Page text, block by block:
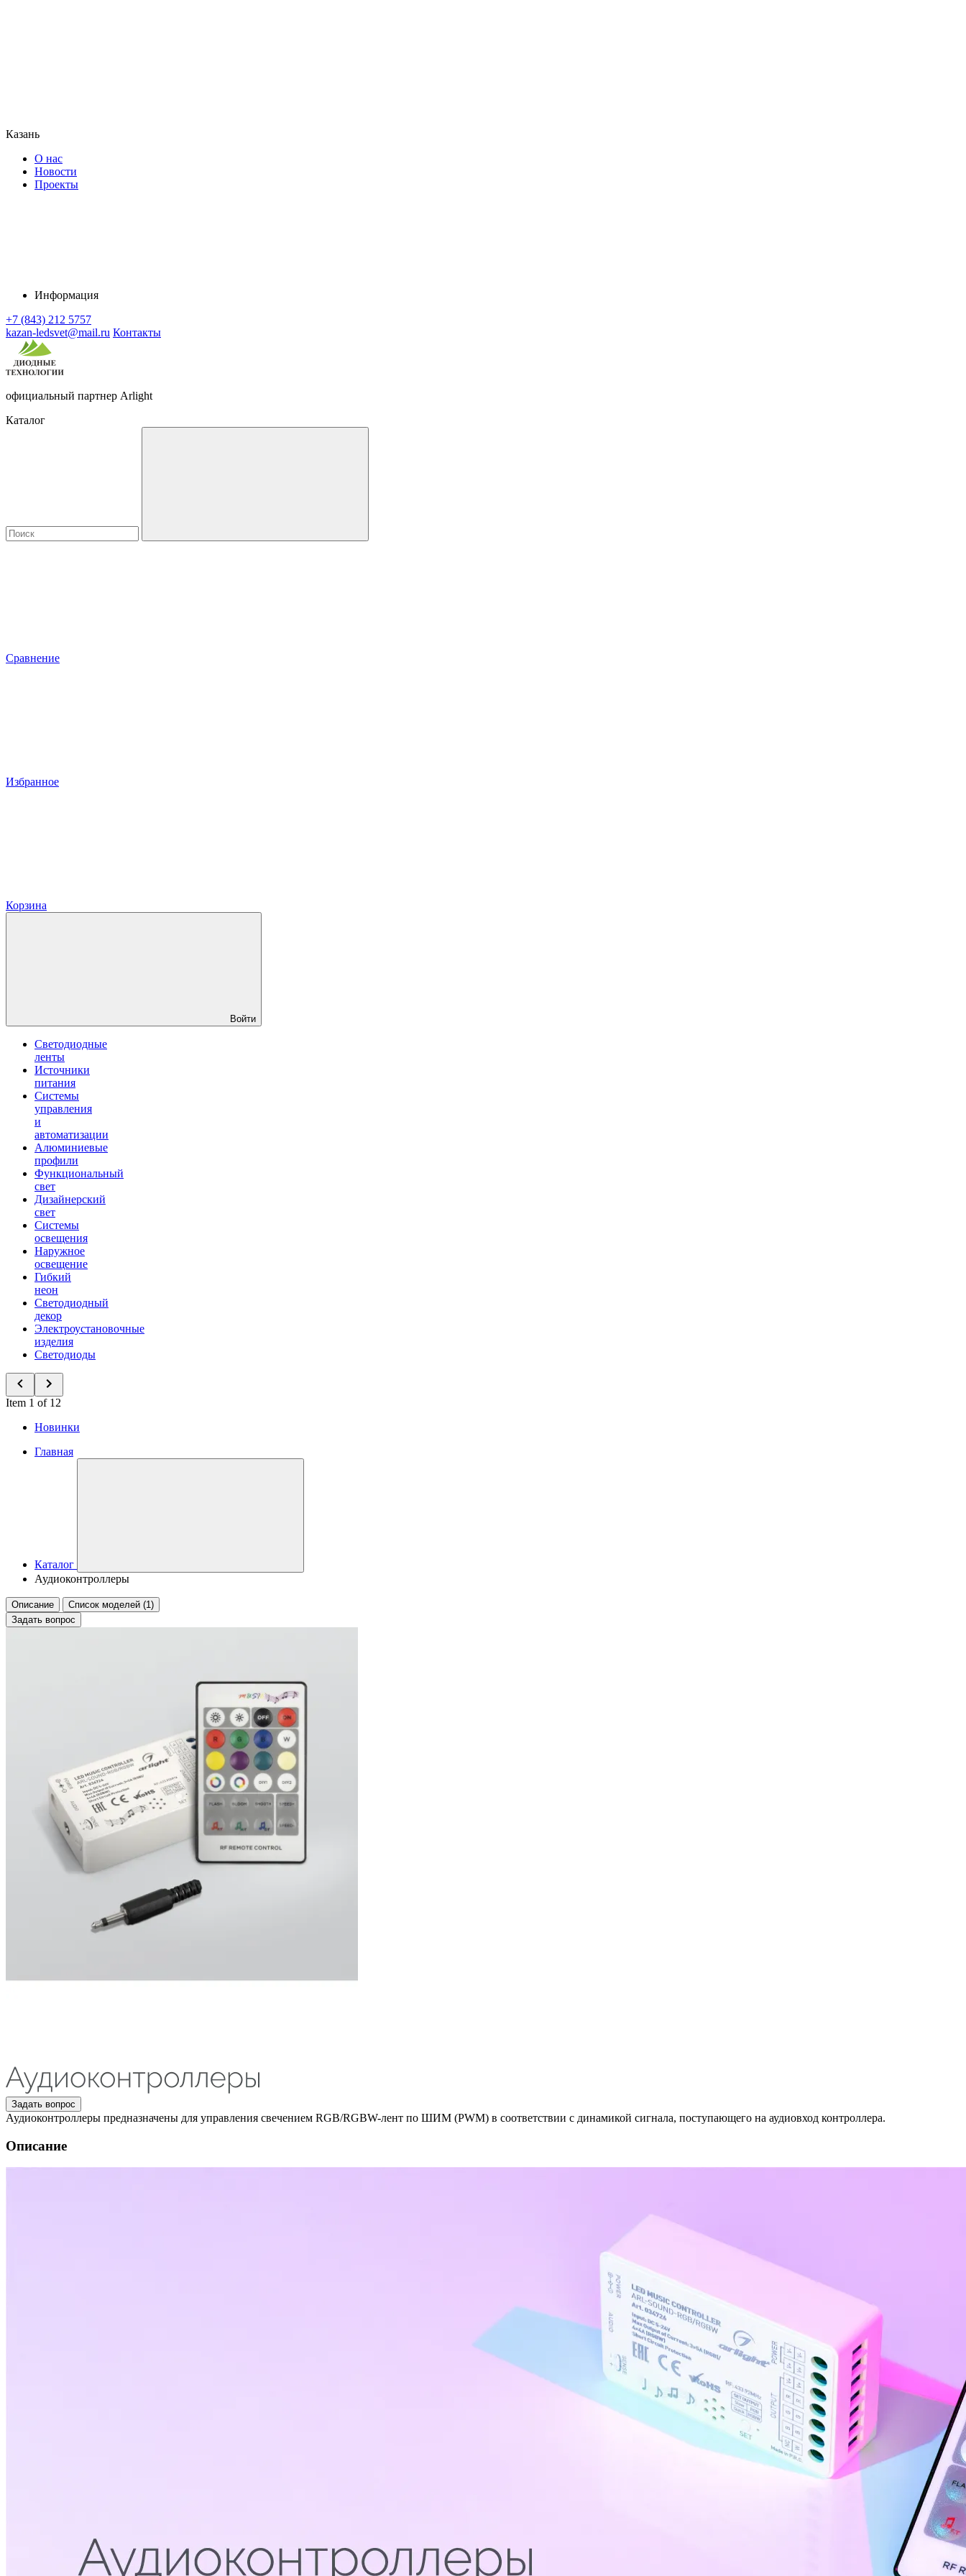
Казань
О нас
Новости
Проекты
Информация
+7 (843) 212 5757
kazan-ledsvet@mail.ru Контакты
официальный партнер Arlight
Каталог
Сравнение
Избранное
Корзина
Войти
Светодиодные
ленты
Источники
питания
Системы
управления
и
автоматизации
Алюминиевые
профили
Функциональный
свет
Дизайнерский
свет
Системы
освещения
Наружное
освещение
Гибкий
неон
Светодиодный
декор
Электроустановочные
изделия
Светодиоды
Item 1 of 12
Новинки
Главная
Каталог
Аудиоконтроллеры
Описание
Список моделей (1)
Задать вопрос
Задать вопрос
Аудиоконтроллеры предназначены для управления свечением RGB/RGBW-лент по ШИМ (PWM) в соответствии с динамикой сигнала, поступающего на аудиовход контроллера.
Описание